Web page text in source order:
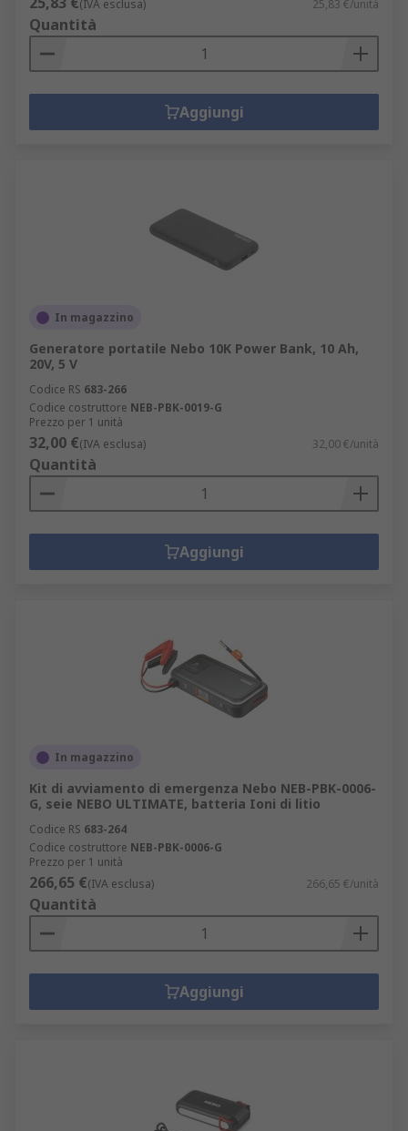
(IVA esclusa) 25,83 €/unità
Quantità
Aggiungi
In magazzino
Generatore portatile Nebo 10K Power Bank, 10 Ah,
20V, 5 V
Codice RS 683-266
Codice costruttore NEB-PBK-0019-G
Prezzo per 1 unità
32,00 €(IVA esclusa) 32,00 €/unità
Quantità
Aggiungi
In magazzino
Kit di avviamento di emergenza Nebo NEB-PBK-0006-
G, seie NEBO ULTIMATE, batteria Ioni di litio
Codice RS 683-264
Codice costruttore NEB-PBK-0006-G
Prezzo per 1 unità
266,65 €(IVA esclusa) 266,65 €/unità
Quantità
Aggiungi